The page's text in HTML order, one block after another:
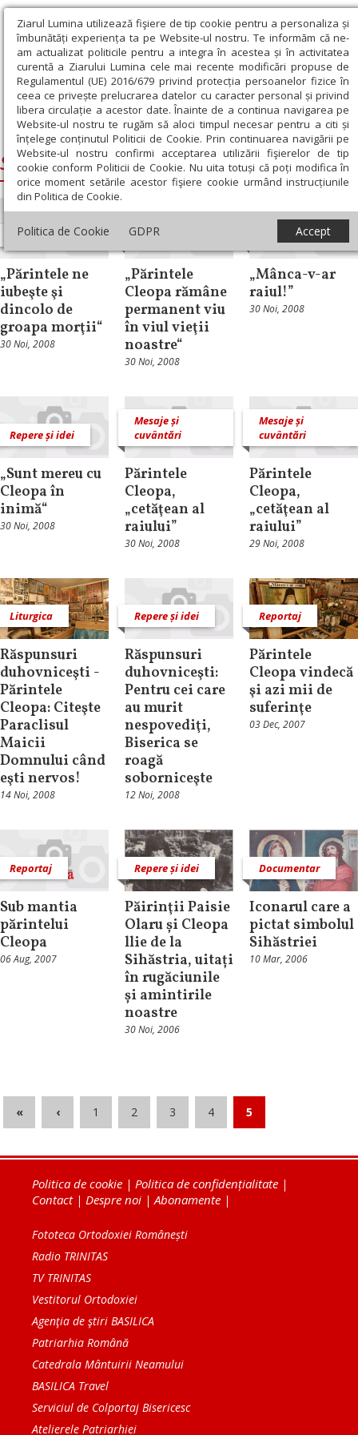
Ziarul Lumina utilizează fişiere de tip cookie pentru a personaliza și
îmbunătăți experiența ta pe Website-ul nostru. Te informăm că ne-
am actualizat politicile pentru a integra în acestea și în activitatea
curentă a Ziarului Lumina cele mai recente modificări propuse de
Regulamentul (UE) 2016/679 privind protecția persoanelor fizice în
ceea ce privește prelucrarea datelor cu caracter personal și privind
libera circulație a acestor date. Înainte de a continua navigarea pe
Website-ul nostru te rugăm să aloci timpul necesar pentru a citi și
înțelege conținutul Politicii de Cookie. Prin continuarea navigării pe
Website-ul nostru confirmi acceptarea utilizării fişierelor de tip
cookie conform Politicii de Cookie. Nu uita totuși că poți modifica în
orice moment setările acestor fişiere cookie urmând instrucțiunile
din Politica de Cookie.
Politica de Cookie GDPR Accept
Ziarul Lumina › Sfântul Cleopa de la Sihăstria
Sfântul Cleopa de la Sihăstria
Reportaj
„Părintele ne
iubeşte şi
dincolo de
groapa morţii“
30 Noi, 2008
Interviu
„Părintele
Cleopa rămâne
permanent viu
în viul vieţii
noastre“
30 Noi, 2008
Documentar
„Mânca-v-ar
raiul!”
30 Noi, 2008
Repere și idei
„Sunt mereu cu
Cleopa în
inimă“
30 Noi, 2008
Mesaje și
cuvântări
Părintele
Cleopa,
„cetăţean al
raiului”
30 Noi, 2008
Mesaje și
cuvântări
Părintele
Cleopa,
„cetăţean al
raiului”
29 Noi, 2008
Liturgica
Răspunsuri
duhovniceşti -
Părintele
Cleopa: Citeşte
Paraclisul
Maicii
Domnului când
eşti nervos!
14 Noi, 2008
Repere și idei
Răspunsuri
duhovniceşti:
Pentru cei care
au murit
nespovediţi,
Biserica se
roagă
soborniceşte
12 Noi, 2008
Reportaj
Părintele
Cleopa vindecă
şi azi mii de
suferinţe
03 Dec, 2007
Reportaj
Sub mantia
părintelui
Cleopa
06 Aug, 2007
Repere și idei
Păirinţii Paisie
Olaru și Cleopa
llie de la
Sihăstria, uitați
în rugăciunile
și amintirile
noastre
30 Noi, 2006
Documentar
Iconarul care a
pictat simbolul
Sihăstriei
10 Mar, 2006
« ‹ 1 2 3 4 5
Politica de cookie | Politica de confidențialitate |
Contact| Despre noi | Abonamente |
Fototeca Ortodoxiei Românești
Radio TRINITAS
TV TRINITAS
Vestitorul Ortodoxiei
Agenţia de ştiri BASILICA
Patriarhia Română
Catedrala Mântuirii Neamului
BASILICA Travel
Serviciul de Colportaj Bisericesc
Atelierele Patriarhiei